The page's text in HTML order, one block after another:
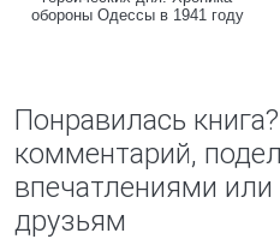
обороны Одессы в 1941 году
Понравилась
комментарий,
впечатлениями
друзьям